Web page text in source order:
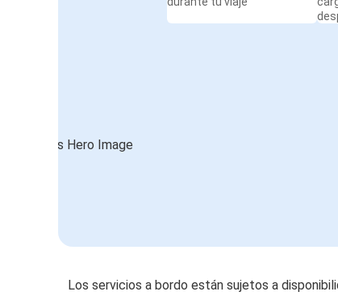
Los servicios a bordo están sujetos a